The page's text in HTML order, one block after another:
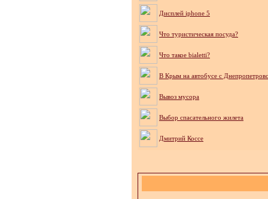
Дисплей iphone 5
Что туристическая посуда?
Что такое bialetti?
В Крым на автобусе с
Вывоз мусора
Выбор спасательного жилета
Дмитрий Коссе